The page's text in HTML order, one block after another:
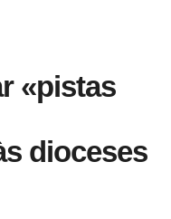
«pistas
dioceses